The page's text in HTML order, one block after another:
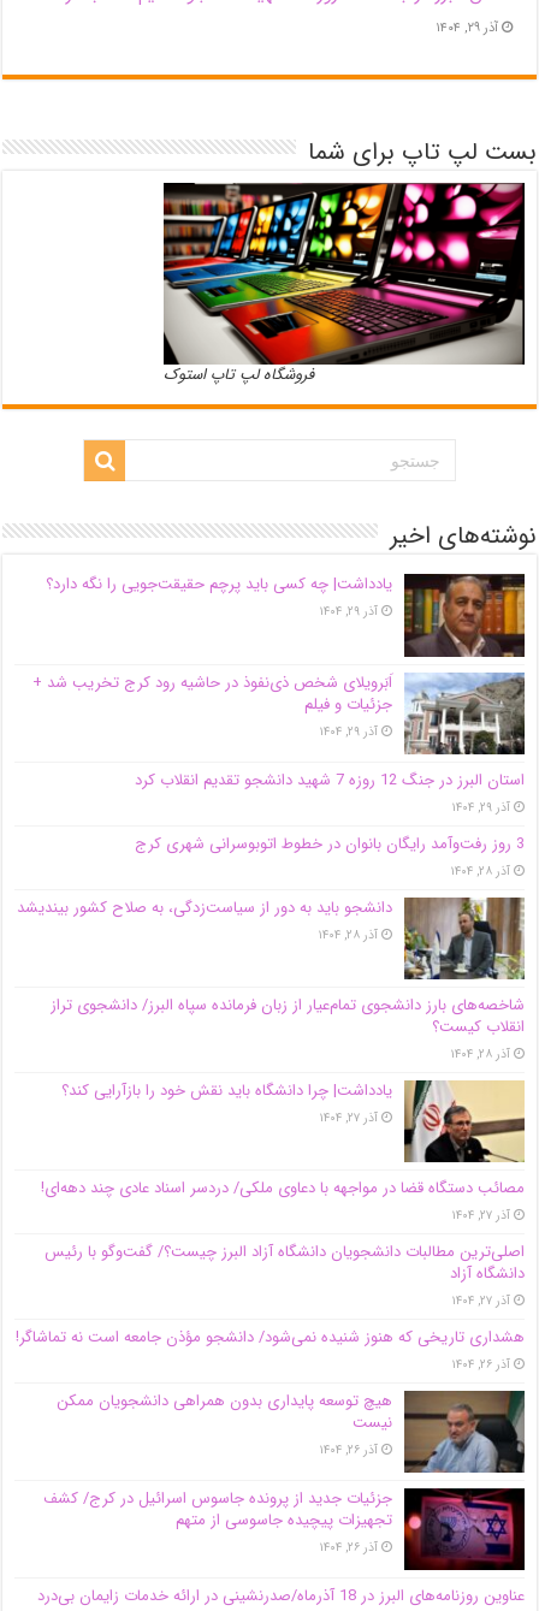
آذر ۲۹, ۱۴۰۴
بست لپ تاپ برای شما
فروشگاه لپ تاپ استوک
نوشته‌های اخیر
یادداشت| ‌چه کسی باید پرچم حقیقت‌جویی را نگه دارد؟
آذر ۲۹, ۱۴۰۴
اَبَر‌ویلای شخص ذی‌نفوذ در حاشیه‌ رود کرج تخریب شد +
جزئیات و فیلم
آذر ۲۹, ۱۴۰۴
استان البرز در جنگ 12 روزه 7 شهید دانشجو تقدیم انقلاب کرد
آذر ۲۹, ۱۴۰۴
3 روز رفت‌وآمد رایگان بانوان در خطوط اتوبوسرانی شهری کرج
آذر ۲۸, ۱۴۰۴
دانشجو باید به دور از سیاست‌زدگی، به صلاح کشور بیندیشد
آذر ۲۸, ۱۴۰۴
شاخصه‌های بارز دانشجوی تمام‌عیار از زبان فرمانده سپاه البرز/ دانشجوی تراز
انقلاب کیست؟
آذر ۲۸, ۱۴۰۴
یادداشت| چرا دانشگاه باید نقش خود را بازآرایی کند؟
آذر ۲۷, ۱۴۰۴
مصائب دستگاه قضا در مواجهه با دعاوی ملکی/ دردسر اسناد عادی چند‌ دهه‌ای!
آذر ۲۷, ۱۴۰۴
اصلی‌ترین مطالبات دانشجویان دانشگاه آزاد البرز چیست؟/ گفت‌وگو با رئیس
دانشگاه آز‌اد
آذر ۲۷, ۱۴۰۴
هشداری تاریخی که هنوز شنیده نمی‌شود/ دانشجو مؤذن جامعه است نه تماشاگر!
آذر ۲۶, ۱۴۰۴
هیچ توسعه پایداری بدون همراهی دانشجویان ممکن
نیست
آذر ۲۶, ۱۴۰۴
جزئیات جدید از پرونده جاسوس اسرائیل در کرج/‌ کشف
تجهیزات پیچیده جاسوسی از متهم
آذر ۲۶, ۱۴۰۴
عناوین روزنامه‌های البرز در ‌18 آذرماه/صدرنشینی در ارائه خدمات زایمان بی‌درد